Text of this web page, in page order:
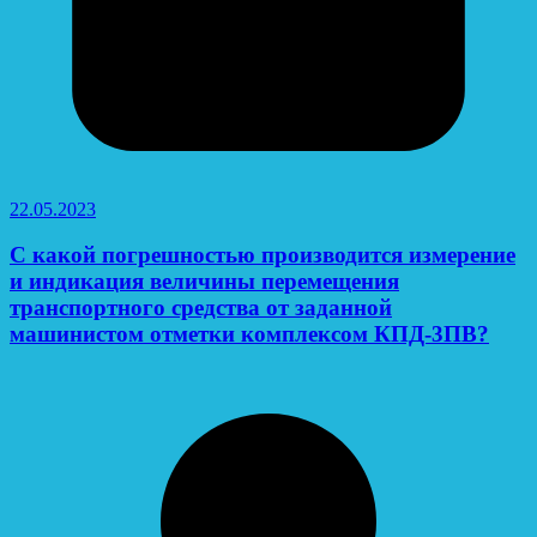
22.05.2023
С какой погрешностью производится измерение
и индикация величины перемещения
транспортного средства от заданной
машинистом отметки комплексом КПД-3ПВ?